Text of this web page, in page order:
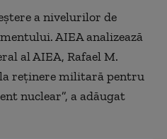
a nivelurilor de
AIEA analizează
al AIEA, Rafael M.
reținere militară pentru
nuclear”, a adăugat